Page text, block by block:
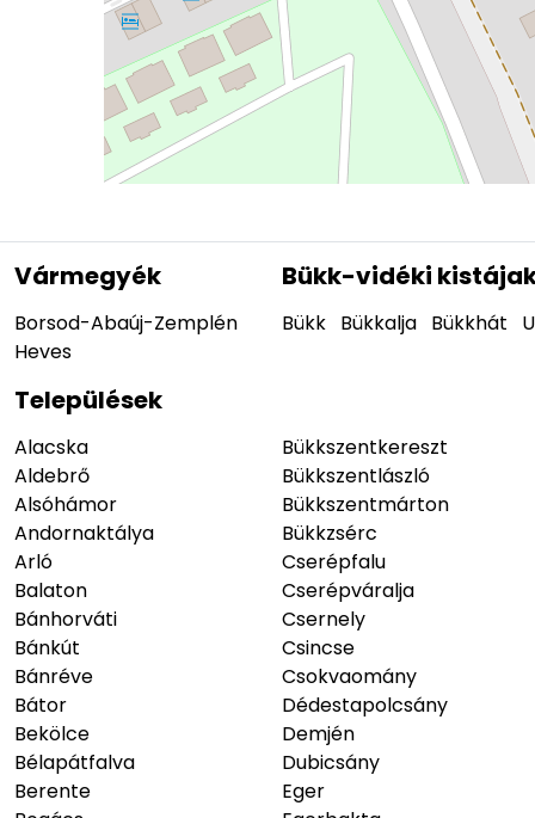
Vármegyék
Borsod-Abaúj-Zemplén
Heves
Bükk-vidéki
Bükk Bükkalja Bükkhát
Települések
Alacska
Aldebrő
Alsóhámor
Andornaktálya
Arló
Balaton
Bánhorváti
Bánkút
Bánréve
Bátor
Bekölce
Bélapátfalva
Berente
Bükkszentkereszt
Bükkszentlászló
Bükkszentmárton
Bükkzsérc
Cserépfalu
Cserépváralja
Csernely
Csincse
Csokvaomány
Dédestapolcsány
Demjén
Dubicsány
Eger